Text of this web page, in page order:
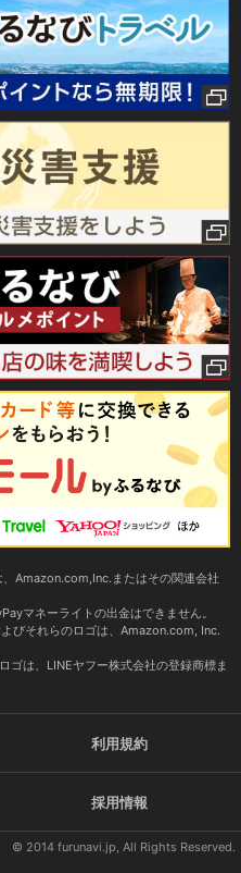
Amazon.com,Inc.またはその関連会社
マネーライトの出金はできません。
びそれらのロゴは、Amazon.com, Inc.
ゴは、LINEヤフー株式会社の登録商標ま
利用規約
採用情報
© 2014 furunavi.jp, All Rights Reserved.